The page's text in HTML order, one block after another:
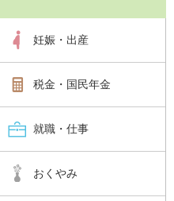
妊娠・出産
税金・国民年金
就職・仕事
おくやみ